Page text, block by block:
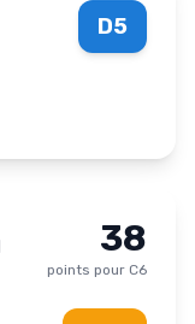
D5
38
points pour C6